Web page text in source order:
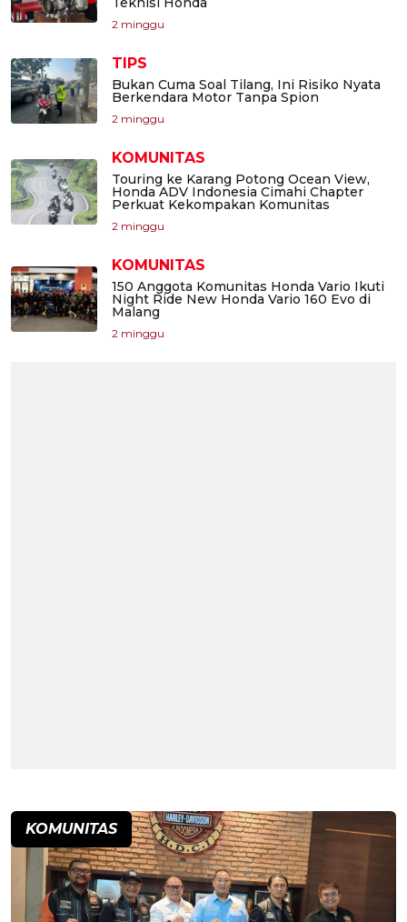
2 minggu
TIPS
Bukan Cuma Soal Tilang, Ini Risiko Nyata
Berkendara Motor Tanpa Spion
2 minggu
KOMUNITAS
Touring ke Karang Potong Ocean View,
Honda ADV Indonesia Cimahi Chapter
Perkuat Kekompakan Komunitas
2 minggu
KOMUNITAS
150 Anggota Komunitas Honda Vario Ikuti
Night Ride New Honda Vario 160 Evo di
Malang
2 minggu
KOMUNITAS